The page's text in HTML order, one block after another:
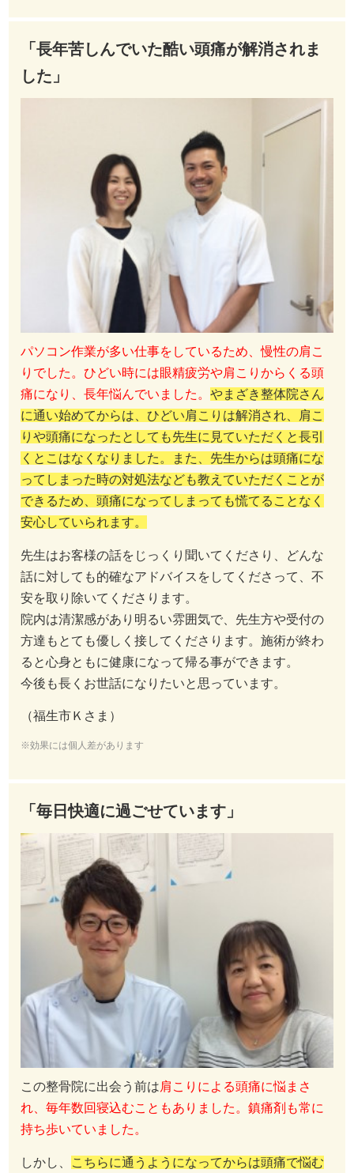
「長年苦しんでいた酷い頭痛が解消されま
した」
パソコン作業が多い仕事をしているため、慢性の肩こ
りでした。ひどい時には眼精疲労や肩こりからくる頭
痛になり、長年悩んでいました。 やまざき整体院さん
に通い始めてからは、ひどい肩こりは解消され、肩こ
りや頭痛になったとしても先生に見ていただくと長引
くとこはなくなりました。また、先生からは頭痛にな
ってしまった時の対処法なども教えていただくことが
できるため、頭痛になってしまっても慌てることなく
安心していられます。
先生はお客様の話をじっくり聞いてくださり、どんな
話に対しても的確なアドバイスをしてくださって、不
安を取り除いてくださります。
院内は清潔感があり明るい雰囲気で、先生方や受付の
方達もとても優しく接してくださります。施術が終わ
ると心身ともに健康になって帰る事ができます。
今後も長くお世話になりたいと思っています。
（福生市Ｋさま）
※効果には個人差があります
「毎日快適に過ごせています」
この整骨院に出会う前は肩こりによる頭痛に悩まさ
れ、毎年数回寝込むこともありました。鎮痛剤も常に
持ち歩いていました。
しかし、
こちらに通うようになってからは頭痛で悩む